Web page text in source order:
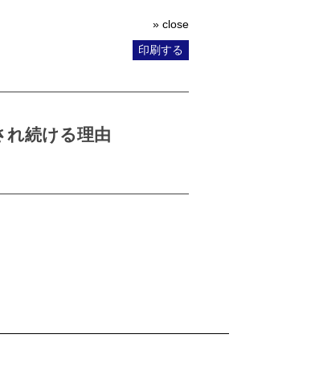
» close
印刷する
れ続ける理由